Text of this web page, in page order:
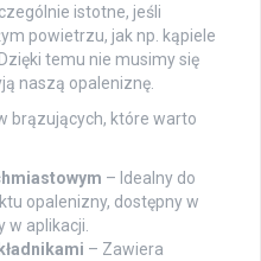
istotne, jeśli
powietrzu, jak np. kąpiele
temu nie musimy się
naszą opaleniznę.
brązujących, które warto
– Idealny do
opalenizny, dostępny w
w aplikacji.
– Zawiera